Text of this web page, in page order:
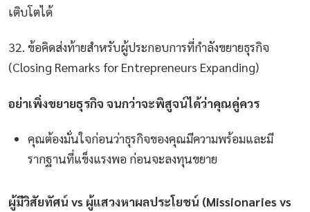
เติบโตได้
32. ข้อคิดส่งท้ายสำหรับผู้ประกอบการที่กำลังขยายธุรกิจ
(Closing Remarks for Entrepreneurs Expanding)
อย่าเพิ่งขยายธุรกิจ จนกว่าจะพิสูจน์ได้ว่าคุณคู่ควร
คุณต้องมั่นใจก่อนว่าธุรกิจของคุณมีความพร้อมและมี
รากฐานที่แข็งแรงพอ ก่อนจะลงทุนขยาย
ผู้มีวิสัยทัศน์ vs ผู้แสวงหาผลประโยชน์ (Missionaries vs